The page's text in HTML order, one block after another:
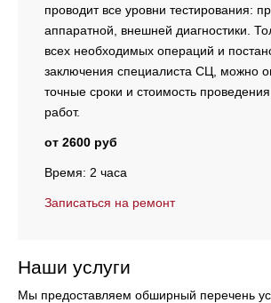
проводит все уровни тестирования:
аппаратной, внешней диагностики.
всех необходимых операций и
заключения специалиста СЦ, можно
точные сроки и стоимость
работ.
от 2600 руб
Время: 2 часа
Записаться на ремонт
Наши услуги
Мы предоставляем обширный перечень